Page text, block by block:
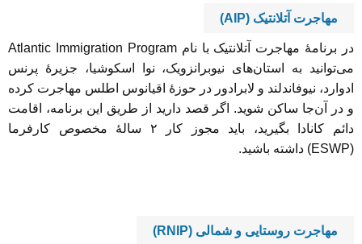
مهاجرت آتلانتیک (AIP)
در برنامۀ مهاجرت آتلانتیک با نام Atlantic Immigration Program
می‌توانید به استان‌های نیوبرانزویک، نوا اسکوشیا، جزیرۀ پرنس
ادوارد، نیوفاندلند و لابرادور در حوزۀ اقیانوس اطلس مهاجرت کرده
و در آن‌جا ساکن شوید. اگر قصد دارید از طریق این برنامه، اقامت
دائم کانادا بگیرید، باید مجوز کار ۲ سالۀ مخصوص کارفرما
(ESWP) داشته باشید.
مهاجرت روستایی و شمالی (RNIP)